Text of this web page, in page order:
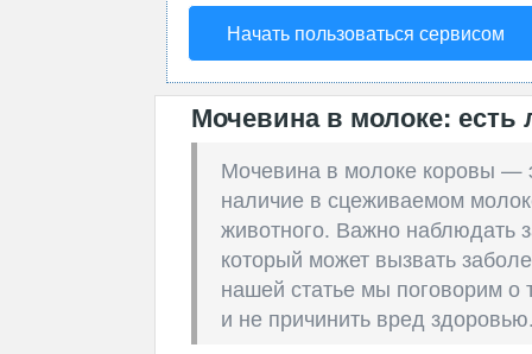
Начать пользоваться сервисом
Мочевина в молоке: есть
Мочевина в молоке коровы —
наличие в сцеживаемом
животного. Важно наблюдать
который может вызвать
нашей статье мы поговорим о
и не причинить вред